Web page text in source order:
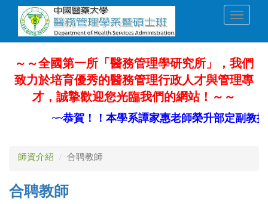
內
Toggle
～～全國第一所「醫務管理學研究所」，我們
致力於培育優秀的醫務管理行政人才與管理專
才，誠摯歡迎您光臨我們的網站！～～
~~恭賀！！本學系譚家惠老師榮升部定副教授~~
師資介紹 合聘教師
合聘教師